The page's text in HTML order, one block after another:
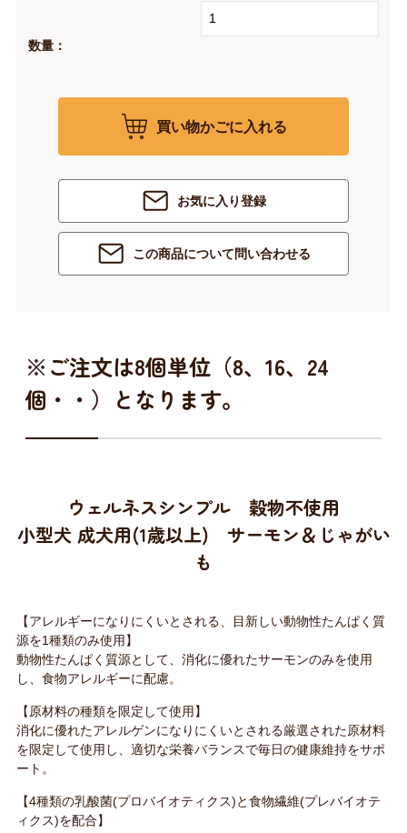
数量：
買い物かごに入れる
お気に入り登録
この商品について問い合わせる
※ご注文は8個単位（8、16、24
個・・）となります。
ウェルネスシンプル 穀物不使用
小型犬 成犬用(1歳以上) サーモン＆じゃがい
も
【アレルギーになりにくいとされる、目新しい動物性たんぱく質
源を1種類のみ使用】
動物性たんぱく質源として、消化に優れたサーモンのみを使用
し、食物アレルギーに配慮。
【原材料の種類を限定して使用】
消化に優れたアレルゲンになりにくいとされる厳選された原材料
を限定して使用し、適切な栄養バランスで毎日の健康維持をサポ
ート。
【4種類の乳酸菌(プロバイオティクス)と食物繊維(プレバイオテ
ィクス)を配合】